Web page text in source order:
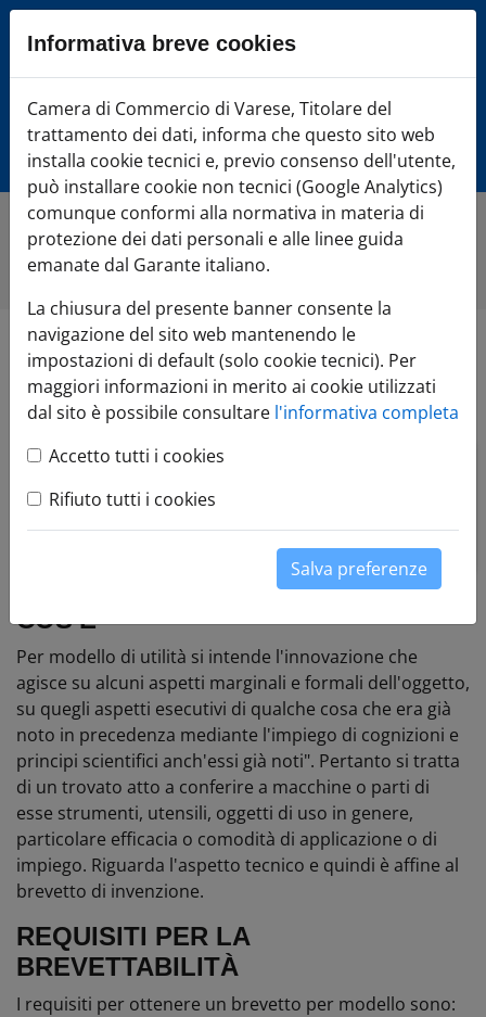
Sezione salto blocchi
Vai alla sezione dedicata alle informazioni correlate
Vai al footer
Camera di Commercio Varese
Home»Di cosa hai bisogno?»AVVIA l'impresa »Marchi e
brevetti»Modelli di utilità
Modelli di utilità
Partecipa alwebinar del 20 giugno
brevetto per invenzione industriale e la tutela del
COS'È
Per modello di utilità si intende l'innovazione che
agisce su alcuni aspetti marginali e formali dell'oggetto,
su quegli aspetti esecutivi di qualche cosa che era già
noto in precedenza mediante l'impiego di cognizioni e
principi scientifici anch'essi già noti". Pertanto si tratta
di un trovato atto a conferire a macchine o parti di
esse strumenti, utensili, oggetti di uso in genere,
particolare efficacia o comodità di applicazione o di
impiego. Riguarda l'aspetto tecnico e quindi è affine al
brevetto di invenzione.
REQUISITI PER LA
BREVETTABILITÀ
I requisiti per ottenere un brevetto per modello sono:
Informativa breve cookies
Camera di Commercio di Varese, Titolare del
trattamento dei dati, informa che questo sito web
installa cookie tecnici e, previo consenso dell'utente,
può installare cookie non tecnici (Google Analytics)
comunque conformi alla normativa in materia di
protezione dei dati personali e alle linee guida
emanate dal Garante italiano.
La chiusura del presente banner consente la
navigazione del sito web mantenendo le
impostazioni di default (solo cookie tecnici). Per
maggiori informazioni in merito ai cookie utilizzati
dal sito è possibile consultare l'informativa completa
Accetto tutti i cookies
Rifiuto tutti i cookies
Salva preferenze